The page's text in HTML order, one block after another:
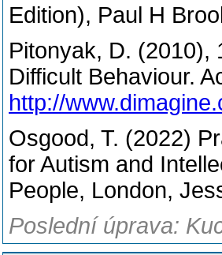
Edition), Paul H
Pitonyak, D. (2010),
Difficult Behaviour.
http://
Osgood, T. (2022)
for Autism and
People, London,
Poslední úprava: